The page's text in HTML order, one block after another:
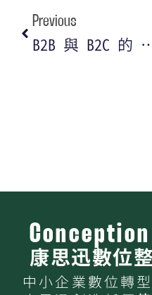
Previous
B2B 與 B2C 的 AI
康思迅數位
中小企業數位轉